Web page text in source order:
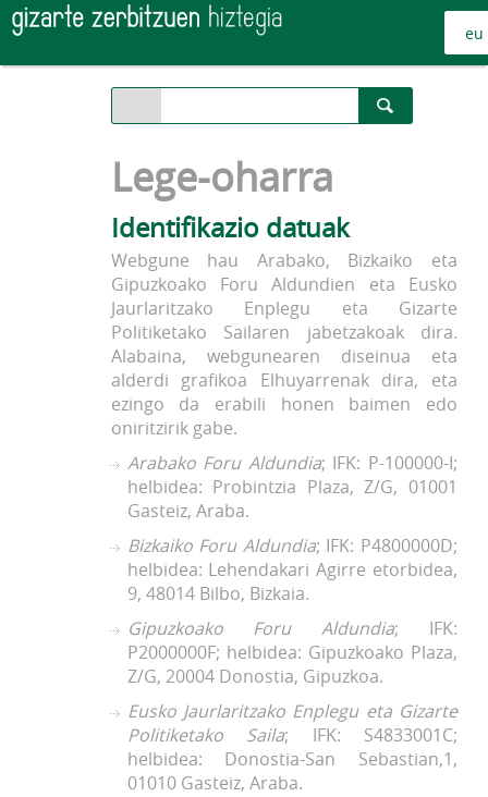
Lege-oharra
Identifikazio datuak
Webgune hau Arabako, Bizkaiko eta
Gipuzkoako Foru Aldundien eta Eusko
Jaurlaritzako Enplegu eta Gizarte
Politiketako Sailaren jabetzakoak dira.
Alabaina, webgunearen diseinua eta
alderdi grafikoa Elhuyarrenak dira, eta
ezingo da erabili honen baimen edo
oniritzirik gabe.
Arabako Foru Aldundia; IFK: P-100000-I;
helbidea: Probintzia Plaza, Z/G, 01001
Gasteiz, Araba.
Bizkaiko Foru Aldundia; IFK: P4800000D;
helbidea: Lehendakari Agirre etorbidea,
9, 48014 Bilbo, Bizkaia.
Gipuzkoako Foru Aldundia; IFK:
P2000000F; helbidea: Gipuzkoako Plaza,
Z/G, 20004 Donostia, Gipuzkoa.
Eusko Jaurlaritzako Enplegu eta Gizarte
Politiketako Saila; IFK: S4833001C;
helbidea: Donostia-San Sebastian,1,
01010 Gasteiz, Araba.